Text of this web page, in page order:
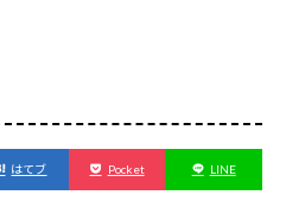
はてブ Pocket LINE